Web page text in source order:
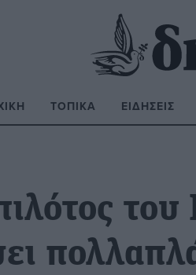
ΤΟΠΙΚΆ ΕΙΔΉΣΕΙΣ